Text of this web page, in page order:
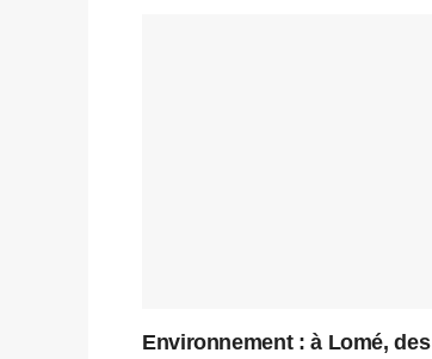
Environnement : à Lomé, des